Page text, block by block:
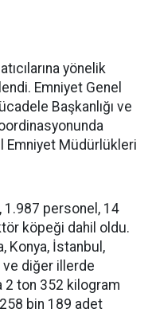
yönelik
Emniyet Genel
Başkanlığı ve
Emniyet Müdürlükleri
1.987 personel, 14
köpeği dahil oldu.
Konya, İstanbul,
ve diğer illerde
ton 352 kilogram
bin 189 adet